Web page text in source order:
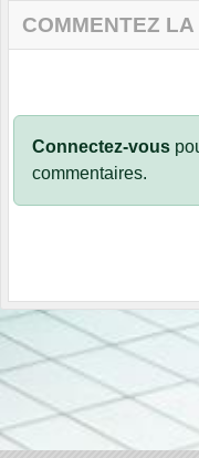
COMMENTEZ LA
Connectez-vous
commentaires.